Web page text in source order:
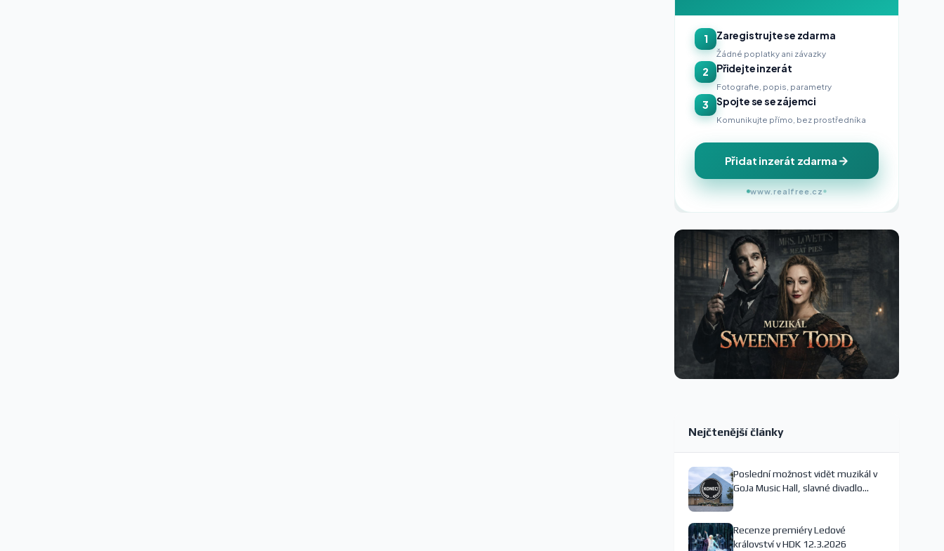
1 Zaregistrujte se zdarma
Žádné poplatky ani závazky
2 Přidejte inzerát
Fotografie, popis, parametry
3 Spojte se se zájemci
Komunikujte přímo, bez prostředníka
Přidat inzerát zdarma
www.realfree.cz
Nejčtenější články
Poslední možnost vidět muzikál v
GoJa Music Hall, slavné divadlo
Recenze premiéry Ledové
království v HDK 12.3.2026